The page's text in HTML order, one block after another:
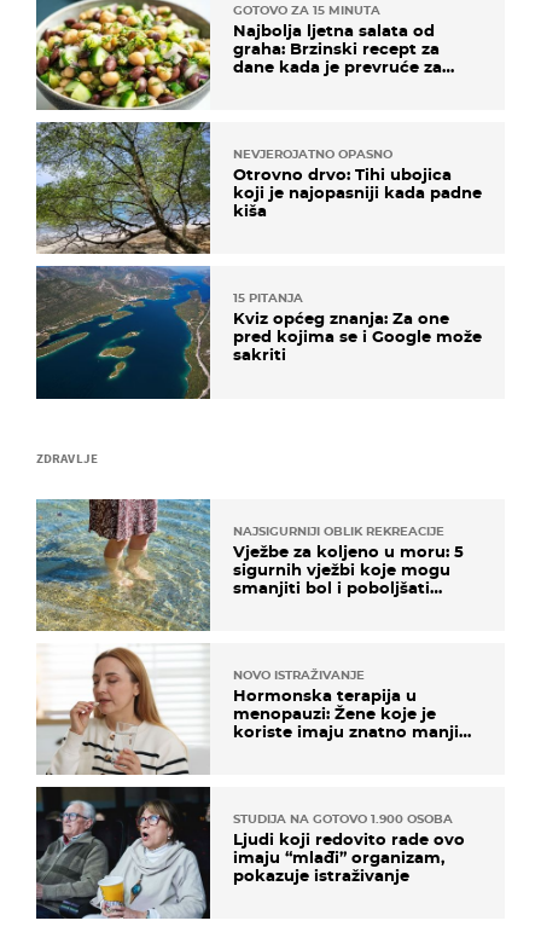
ZDRAVLJE
NAJSIGURNIJI OBLIK REKREACIJE
Vježbe za koljeno u moru: 5
sigurnih vježbi koje mogu
smanjiti bol i poboljšati
NOVO ISTRAŽIVANJE
Hormonska terapija u
menopauzi: Žene koje je
koriste imaju znatno manji
STUDIJA NA GOTOVO 1.900 OSOBA
Ljudi koji redovito rade ovo
imaju “mlađi” organizam,
pokazuje istraživanje
GOTOVO ZA 15 MINUTA
Najbolja ljetna salata od
graha: Brzinski recept za
dane kada je prevruće za
NEVJEROJATNO OPASNO
Otrovno drvo: Tihi ubojica
koji je najopasniji kada padne
kiša
15 PITANJA
Kviz općeg znanja: Za one
pred kojima se i Google može
sakriti